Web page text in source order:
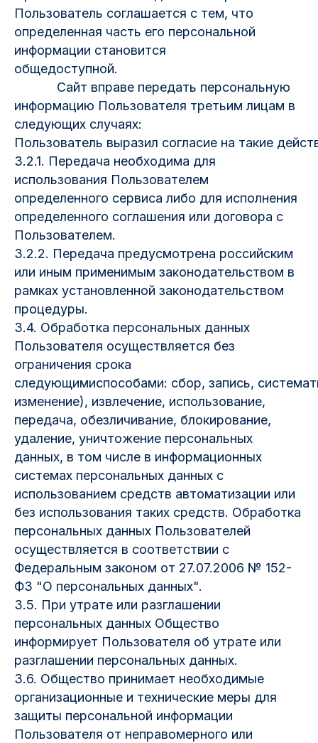
Пользователь соглашается с тем, что
определенная часть его персональной
информации становится
общедоступной.
Сайт вправе передать персональную
информацию Пользователя третьим лицам в
следующих случаях:
Пользователь выразил согласие на такие
3.2.1. Передача необходима для
использования Пользователем
определенного сервиса либо для исполнения
определенного соглашения или договора с
Пользователем.
3.2.2. Передача предусмотрена российским
или иным применимым законодательством в
рамках установленной законодательством
процедуры.
3.4. Обработка персональных данных
Пользователя осуществляется без
ограничения срока
следующимиспособами: сбор, запись,
изменение), извлечение, использование,
передача, обезличивание, блокирование,
удаление, уничтожение персональных
данных, в том числе в информационных
системах персональных данных с
использованием средств автоматизации или
без использования таких средств. Обработка
персональных данных Пользователей
осуществляется в соответствии с
Федеральным законом от 27.07.2006 № 152-
ФЗ "О персональных данных".
3.5. При утрате или разглашении
персональных данных Общество
информирует Пользователя об утрате или
разглашении персональных данных.
3.6. Общество принимает необходимые
организационные и технические меры для
защиты персональной информации
Пользователя от неправомерного или